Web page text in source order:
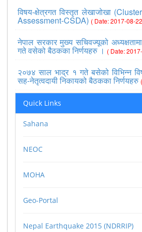
विषय-क्षेत्रगत विस्तृत लेखाजोखा
Assessment-CSDA) ( Date: 2017-08-
नेपाल सरकार मुख्य सचिवज्यूको
गते वसेको बैठकका निर्णयहरु । ( Date:
२०७४ साल भाद्र १ गते बसेको विभिन्न
सह-नेतृत्वदायी निकायको बैठकका निर्णयहरु
Quick Links
Sahana
NEOC
MOHA
Geo-Portal
Nepal Earthquake 2015 (NDRRIP)